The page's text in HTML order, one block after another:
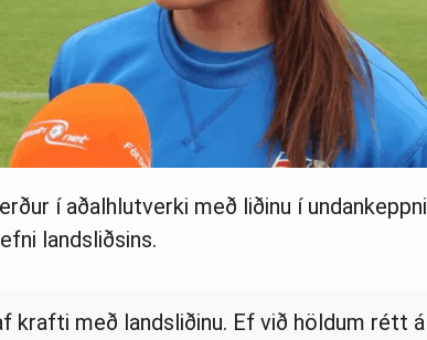
í aðalhlutverki með liðinu í undankeppni
landsliðsins.
krafti með landsliðinu. Ef við höld­um rétt á